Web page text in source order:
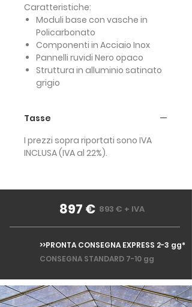
Caratteristiche:
Moduli base con vasche in
Policarbonato
Componenti in Acciaio Inox
Pannelli ruvidi Nero opaco
Struttura in alluminio satinato
grigio
Tasse
I prezzi sopra riportati sono IVA
INCLUSA (IVA al 22%).
897 € 893 € + IVA
>>PRONTA CONSEGNA EXPRESS 2-3 gg*
CONSEGNA STANDARD 7-10 gg